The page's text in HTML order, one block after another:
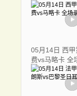
05月14日 西
费vs马略卡 全